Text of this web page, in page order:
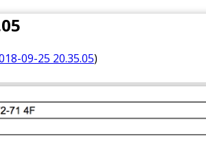
09-25 20.35.05)